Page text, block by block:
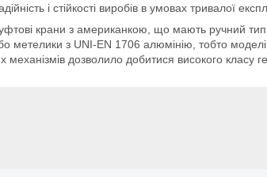
і стійкості виробів в умовах тривалої
крани з американкою, що мають ручний
метелики з UNI-EN 1706 алюмінію, тобто
дозволило добитися високого класу